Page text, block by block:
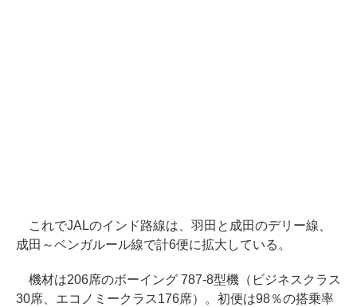
これでJALのインド路線は、羽田と成田のデリー線、
成田～ベンガルール線で計6便に拡大している。
機材は206席のボーイング 787-8型機（ビジネスクラス
30席、エコノミークラス176席）。初便は98％の搭乗率